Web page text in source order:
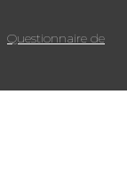
Questionnaire de